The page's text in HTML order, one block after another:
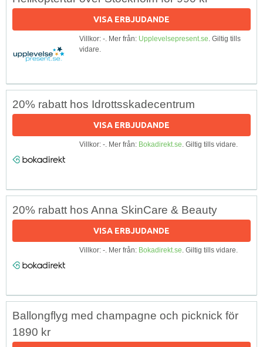
VISA ERBJUDANDE
Villkor: -. Mer från: Upplevelsepresent.se. Giltig tills
vidare.
20% rabatt hos Idrottsskadecentrum
VISA ERBJUDANDE
Villkor: -. Mer från: Bokadirekt.se. Giltig tills vidare.
20% rabatt hos Anna SkinCare & Beauty
VISA ERBJUDANDE
Villkor: -. Mer från: Bokadirekt.se. Giltig tills vidare.
Ballongflyg med champagne och picknick för
1890 kr